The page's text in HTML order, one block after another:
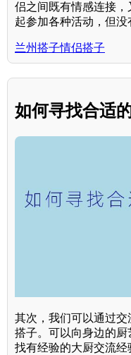
侣之间既有情感连接
起参加各种活动，但没
兰州搭子情侣搭子
如何寻找合适
其次，我们可以通过
搭子。可以向身边的
找有经验的大厨交流经